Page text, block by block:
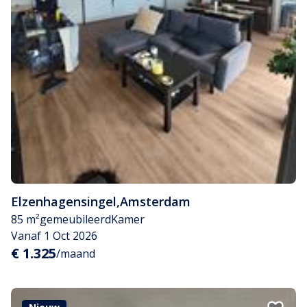
Elzenhagensingel,Amsterdam
85 m²gemeubileerdKamer
Vanaf 1 Oct 2026
€ 1.325/maand